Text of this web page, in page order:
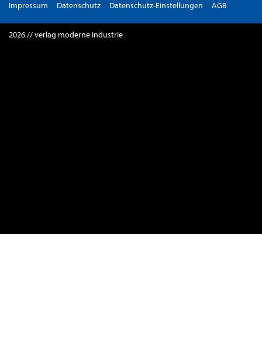
Impressum Datenschutz Datenschutz-Einstellungen AGB
2026 // verlag moderne industrie